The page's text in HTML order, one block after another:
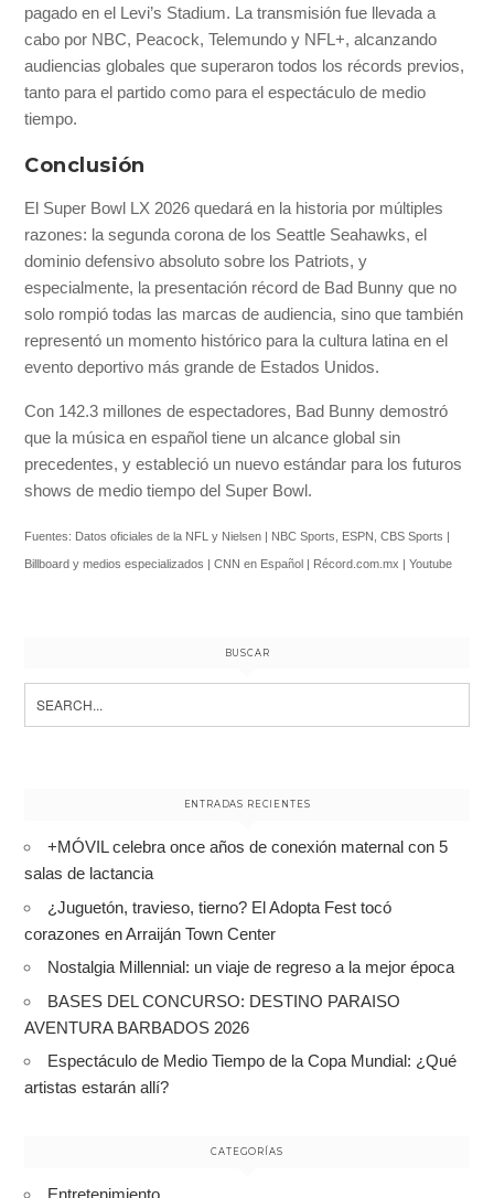
pagado en el Levi’s Stadium. La transmisión fue llevada a
cabo por NBC, Peacock, Telemundo y NFL+, alcanzando
audiencias globales que superaron todos los récords previos,
tanto para el partido como para el espectáculo de medio
tiempo.
Conclusión
El Super Bowl LX 2026 quedará en la historia por múltiples
razones: la segunda corona de los Seattle Seahawks, el
dominio defensivo absoluto sobre los Patriots, y
especialmente, la presentación récord de Bad Bunny que no
solo rompió todas las marcas de audiencia, sino que también
representó un momento histórico para la cultura latina en el
evento deportivo más grande de Estados Unidos.
Con 142.3 millones de espectadores, Bad Bunny demostró
que la música en español tiene un alcance global sin
precedentes, y estableció un nuevo estándar para los futuros
shows de medio tiempo del Super Bowl.
Fuentes: Datos oficiales de la NFL y Nielsen | NBC Sports, ESPN, CBS Sports |
Billboard y medios especializados | CNN en Español | Récord.com.mx | Youtube
BUSCAR
ENTRADAS RECIENTES
+MÓVIL celebra once años de conexión maternal con 5
salas de lactancia
¿Juguetón, travieso, tierno? El Adopta Fest tocó
corazones en Arraiján Town Center
Nostalgia Millennial: un viaje de regreso a la mejor época
BASES DEL CONCURSO: DESTINO PARAISO
AVENTURA BARBADOS 2026
Espectáculo de Medio Tiempo de la Copa Mundial: ¿Qué
artistas estarán allí?
CATEGORÍAS